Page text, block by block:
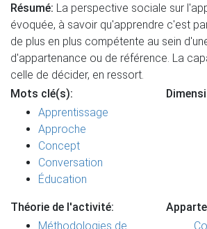
Résumé: La perspective sociale sur
évoquée, à savoir qu'apprendre c'est
de plus en plus compétente au sein
d'appartenance ou de référence. La
celle de décider, en ressort.
Mots clé(s):
Apprentissage
Approche
Concept
Conversation
Éducation
Théorie de l'activité:
Méthodologies de